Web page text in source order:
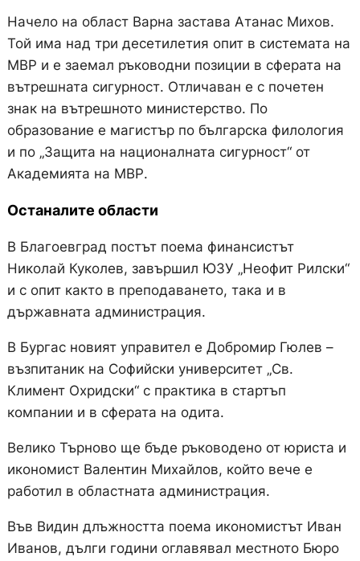
Начело на област Варна застава Атанас Михов.
Той има над три десетилетия опит в системата на
МВР и е заемал ръководни позиции в сферата на
вътрешната сигурност. Отличаван е с почетен
знак на вътрешното министерство. По
образование е магистър по българска филология
и по „Защита на националната сигурност“ от
Академията на МВР.
Останалите области
В Благоевград постът поема финансистът
Николай Куколев, завършил ЮЗУ „Неофит Рилски“
и с опит както в преподаването, така и в
държавната администрация.
В Бургас новият управител е Добромир Гюлев –
възпитаник на Софийски университет „Св.
Климент Охридски“ с практика в стартъп
компании и в сферата на одита.
Велико Търново ще бъде ръководено от юриста и
икономист Валентин Михайлов, който вече е
работил в областната администрация.
Във Видин длъжността поема икономистът Иван
Иванов, дълги години оглавявал местното Бюро